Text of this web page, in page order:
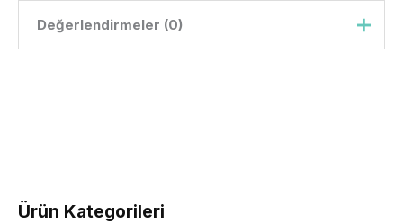
Ürün Kategorileri
Değerlendirmeler (0)